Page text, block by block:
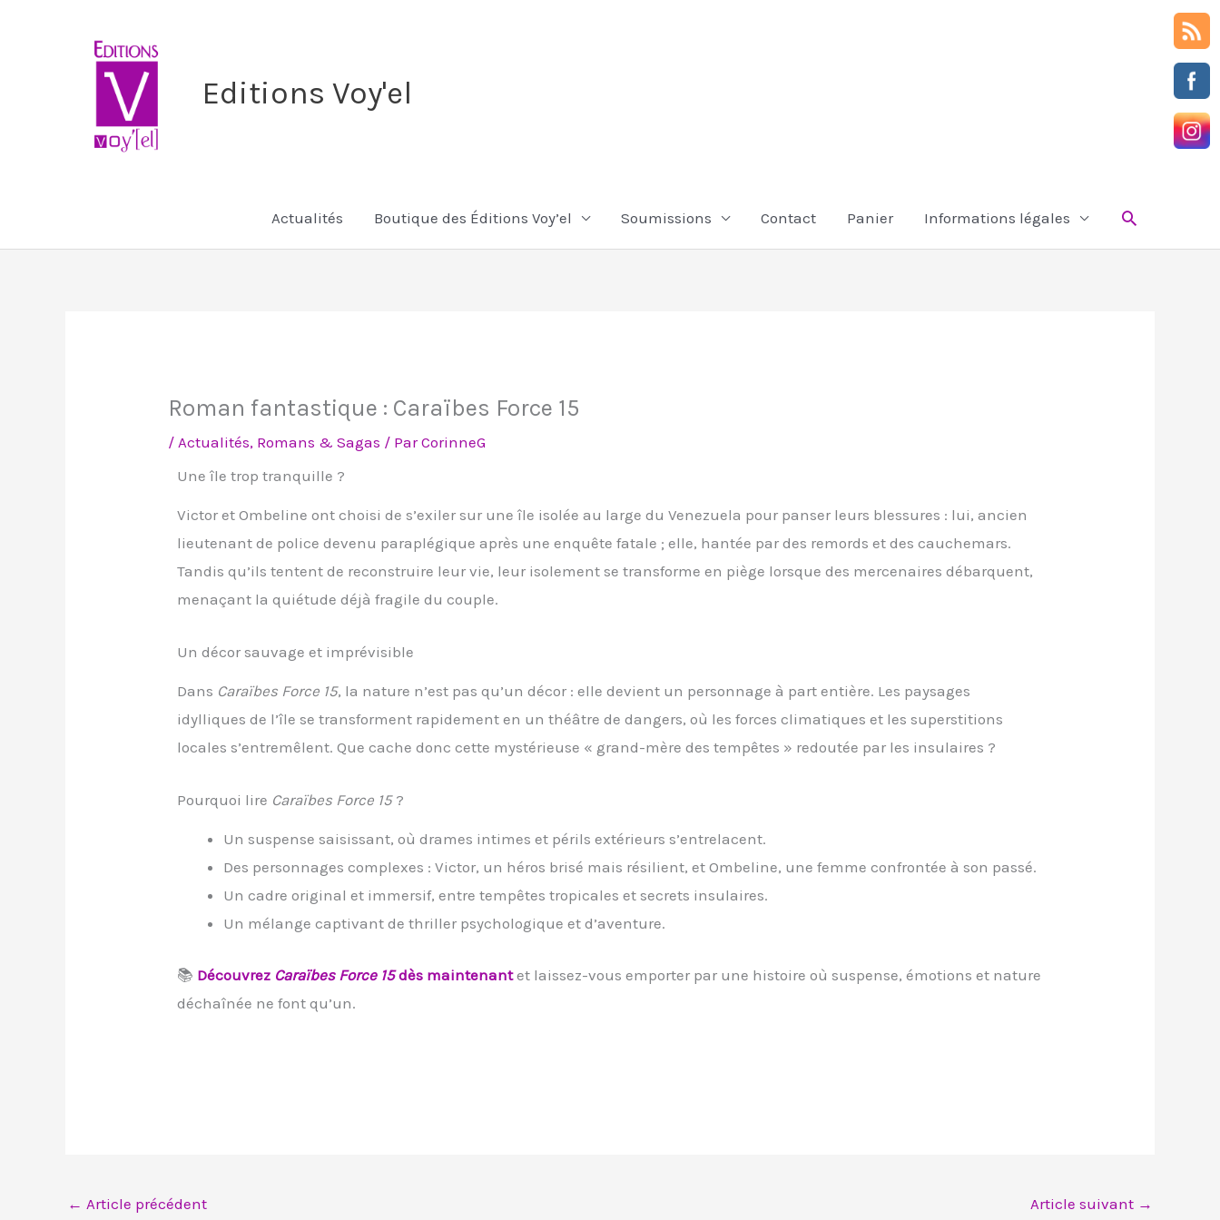
Editions Voy'el
Actualités Boutique des Éditions Voy’el Soumissions Contact Panier Informations légales Rechercher
Roman fantastique : Caraïbes Force 15
/Actualités, Romans & Sagas / ParCorinneG
Une île trop tranquille ?
Victor et Ombeline ont choisi de s’exiler sur une île isolée au large du Venezuela pour panser leurs blessures : lui, ancien
lieutenant de police devenu paraplégique après une enquête fatale ; elle, hantée par des remords et des cauchemars.
Tandis qu’ils tentent de reconstruire leur vie, leur isolement se transforme en piège lorsque des mercenaires débarquent,
menaçant la quiétude déjà fragile du couple.
Un décor sauvage et imprévisible
Dans Caraïbes Force 15, la nature n’est pas qu’un décor : elle devient un personnage à part entière. Les paysages
idylliques de l’île se transforment rapidement en un théâtre de dangers, où les forces climatiques et les superstitions
locales s’entremêlent. Que cache donc cette mystérieuse « grand-mère des tempêtes » redoutée par les insulaires ?
Pourquoi lire Caraïbes Force 15?
Un suspense saisissant, où drames intimes et périls extérieurs s’entrelacent.
Des personnages complexes : Victor, un héros brisé mais résilient, et Ombeline, une femme confrontée à son passé.
Un cadre original et immersif, entre tempêtes tropicales et secrets insulaires.
Un mélange captivant de thriller psychologique et d’aventure.
📚 Découvrez Caraïbes Force 15dès maintenant et laissez-vous emporter par une histoire où suspense, émotions et nature
déchaînée ne font qu’un.
← Article précédent Article suivant →